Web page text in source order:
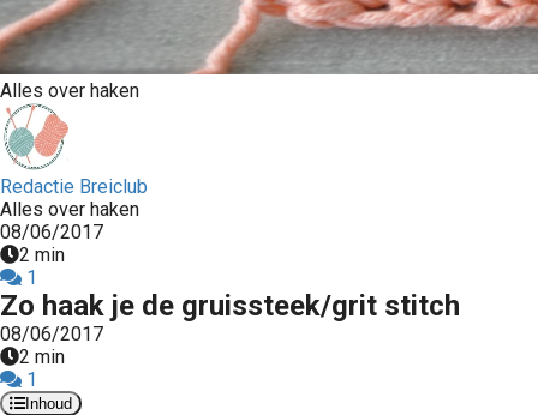
Alles over haken
Redactie Breiclub
Alles over haken
08/06/2017
2 min
1
Zo haak je de gruissteek/grit stitch
08/06/2017
2 min
1
Inhoud